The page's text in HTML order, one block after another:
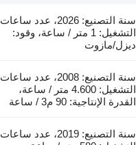
سنة التصنيع: 2026، عدد ساعات
التشغيل: 1 متر / ساعة، وقود:
ديزل/مازوت
سنة التصنيع: 2008، عدد ساعات
التشغيل: 4.600 متر / ساعة،
القدرة الإنتاجية: 90 م3 / ساعة
سنة التصنيع: 2019، عدد ساعات